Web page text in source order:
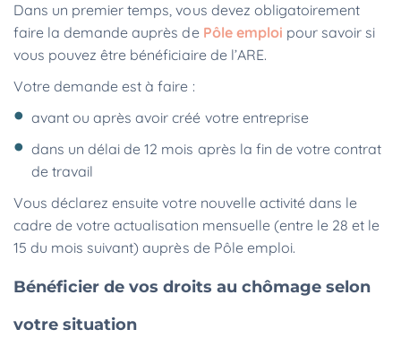
Dans un premier temps, vous devez obligatoirement
faire la demande auprès de Pôle emploi pour savoir si
vous pouvez être bénéficiaire de l’ARE.
Votre demande est à faire :
avant ou après avoir créé votre entreprise
dans un délai de 12 mois après la fin de votre contrat
de travail
Vous déclarez ensuite votre nouvelle activité dans le
cadre de votre actualisation mensuelle (entre le 28 et le
15 du mois suivant) auprès de Pôle emploi.
Bénéficier de vos droits au chômage selon
votre situation